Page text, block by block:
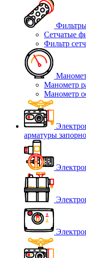
Сетчатые
Фильтр
Манометр
Манометр
арматуры